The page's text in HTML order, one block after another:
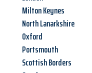
Milton Keynes
North Lanarkshire
Oxford
Portsmouth
Scottish Borders